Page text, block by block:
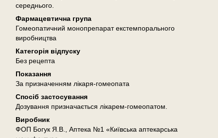
середнього.
Фармацевтична група
Гомеопатичний монопрепарат екстемпорального
виробництва
Категорія відпуску
Без рецепта
Показання
За призначенням лікаря-гомеопата
Спосіб застосування
Дозування призначається лікарем-гомеопатом.
Виробник
ФОП Богук Я.В., Аптека №1 «Київська аптекарська